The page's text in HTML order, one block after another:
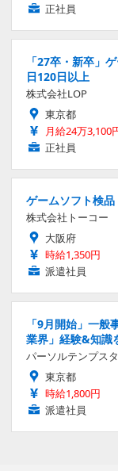
正社員
「27卒・新卒」
日120日以上
株式会社LOP
東京都
月給24万3,100
正社員
ゲームソフト検
株式会社トーコー
大阪府
時給1,350円
派遣社員
「9月開始」一
業界」経験&知識
パーソルテンプス
東京都
時給1,800円
派遣社員